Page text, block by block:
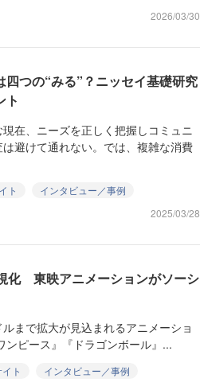
2026/03/30
つの“みる”？ニッセイ基礎研究
ト
在、ニーズを正しく把握しコミュニ
避けて通れない。では、複雑な消費
ト
インタビュー／事例
2025/03/28
化 東映アニメーションがソーシ
まで拡大が見込まれるアニメーショ
ンピース』『ドラゴンボール』...
ト
インタビュー／事例